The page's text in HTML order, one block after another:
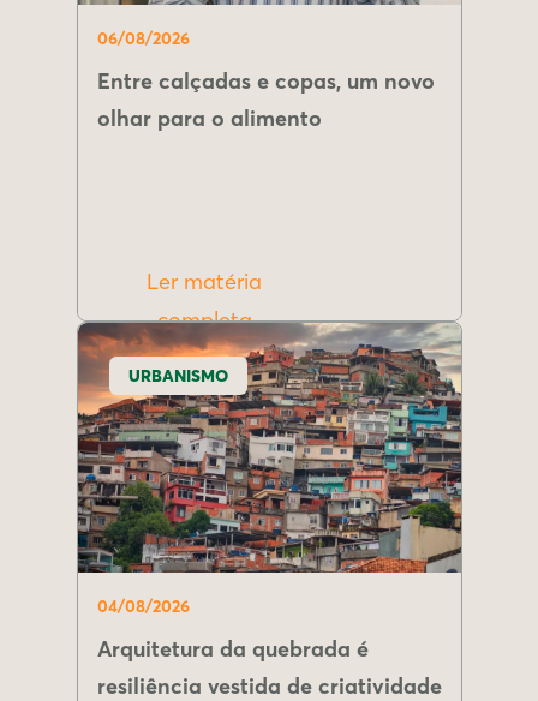
06/08/2026
Entre calçadas e copas, um novo
olhar para o alimento
Ler matéria
completa
URBANISMO
04/08/2026
Arquitetura da quebrada é
resiliência vestida de criatividade